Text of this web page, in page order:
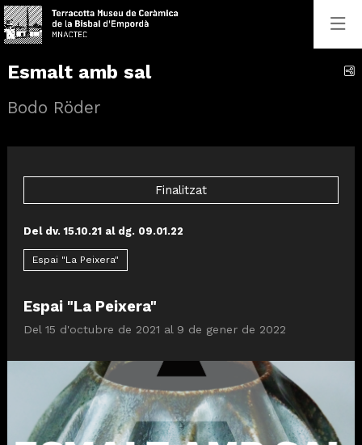
Esmalt amb sal
Bodo Röder
Finalitzat
Del dv. 15.10.21 al dg. 09.01.22
Espai "La Peixera"
Espai "La Peixera"
Del 15 d'octubre de 2021 al 9 de gener de 2022